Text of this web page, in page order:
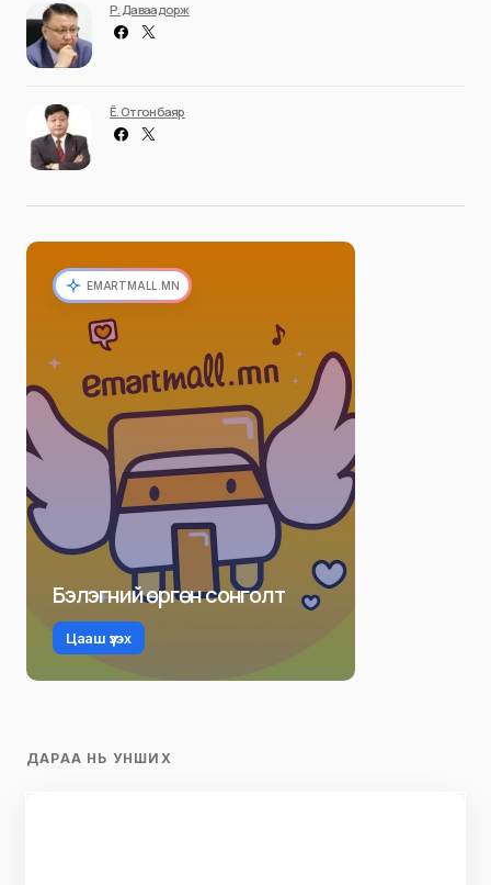
Р. Даваадорж
Ё. Отгонбаяр
EMARTMALL.MN
Бэлэгний өргөн сонголт
Цааш үзэх
ДАРАА НЬ УНШИХ